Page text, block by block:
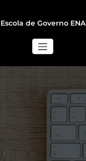
Escola de Governo ENA